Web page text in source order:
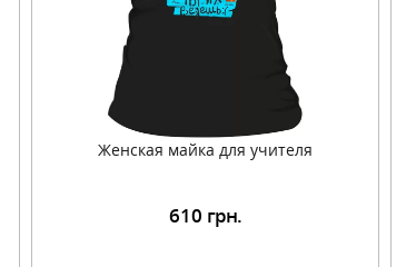
Женская майка для учителя
610 грн.
Подробнее